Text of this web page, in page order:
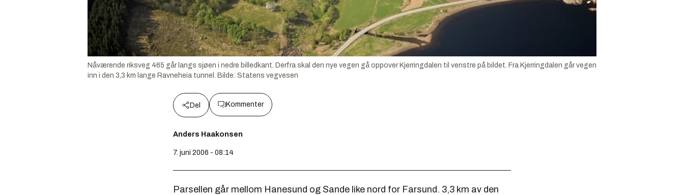
Nåværende riksveg 465 går langs sjøen i nedre billedkant. Derfra skal den nye vegen gå oppover Kjerringdalen til venstre på bildet. Fra Kjerringdalen går vegen
inn i den 3,3 km lange Ravneheia tunnel. Bilde: Statens vegvesen
Del Kommenter
Anders Haakonsen
7. juni 2006 - 08:14
Parsellen går mellom Hanesund og Sande like nord for Farsund. 3,3 km av den